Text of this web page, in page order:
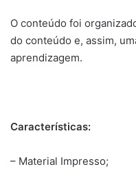
O conteúdo foi
do conteúdo e, assim,
aprendizagem.
Características:
– Material Impresso;